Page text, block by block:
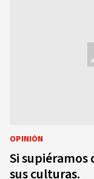
OPINIÓN
Si supiéramos
sus culturas.